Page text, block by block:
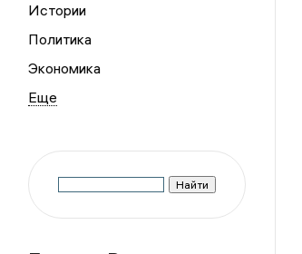
Истории
Политика
Экономика